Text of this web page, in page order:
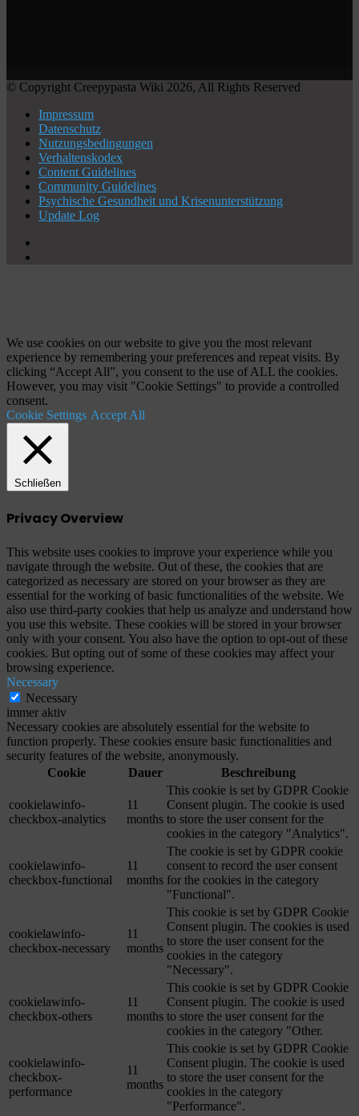
© Copyright Creepypasta Wiki 2026, All Rights Reserved
Impressum
Datenschutz
Nutzungsbedingungen
Verhaltenskodex
Content Guidelines
Community Guidelines
Psychische Gesundheit und Krisenunterstützung
Update Log
We use cookies on our website to give you the most relevant
experience by remembering your preferences and repeat visits. By
clicking “Accept All”, you consent to the use of ALL the cookies.
However, you may visit "Cookie Settings" to provide a controlled
consent.
Cookie Settings Accept All
Schließen
Privacy Overview
This website uses cookies to improve your experience while you
navigate through the website. Out of these, the cookies that are
categorized as necessary are stored on your browser as they are
essential for the working of basic functionalities of the website. We
also use third-party cookies that help us analyze and understand how
you use this website. These cookies will be stored in your browser
only with your consent. You also have the option to opt-out of these
cookies. But opting out of some of these cookies may affect your
browsing experience.
Necessary
Necessary
immer aktiv
Necessary cookies are absolutely essential for the website to
function properly. These cookies ensure basic functionalities and
security features of the website, anonymously.
Cookie
Dauer Beschreibung
cookielawinfo-
checkbox-analytics
11
months
This cookie is set by GDPR Cookie
Consent plugin. The cookie is used
to store the user consent for the
cookies in the category "Analytics".
cookielawinfo-
checkbox-functional
11
months
The cookie is set by GDPR cookie
consent to record the user consent
for the cookies in the category
"Functional".
cookielawinfo-
checkbox-necessary
11
months
This cookie is set by GDPR Cookie
Consent plugin. The cookies is used
to store the user consent for the
cookies in the category
"Necessary".
cookielawinfo-
checkbox-others
11
months
This cookie is set by GDPR Cookie
Consent plugin. The cookie is used
to store the user consent for the
cookies in the category "Other.
cookielawinfo-
checkbox-
performance
11
months
This cookie is set by GDPR Cookie
Consent plugin. The cookie is used
to store the user consent for the
cookies in the category
"Performance".